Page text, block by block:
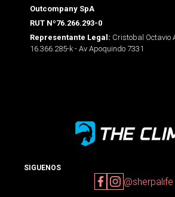
Outcompany SpA
RUT Nº76.266.293-0
Representante Legal: Cristobal Octavio
16.366.285-k - Av Apoquindo 7331
SIGUENOS
@sherpalife